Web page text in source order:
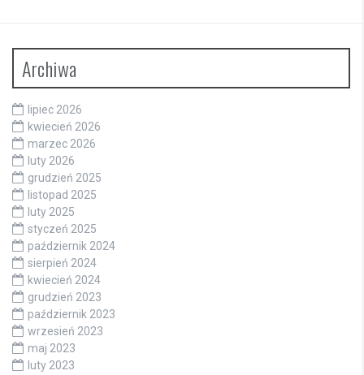
Archiwa
lipiec 2026
kwiecień 2026
marzec 2026
luty 2026
grudzień 2025
listopad 2025
luty 2025
styczeń 2025
październik 2024
sierpień 2024
kwiecień 2024
grudzień 2023
październik 2023
wrzesień 2023
maj 2023
luty 2023